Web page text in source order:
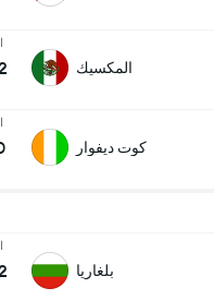
المكسيك
كوت ديفوار
بلغاريا